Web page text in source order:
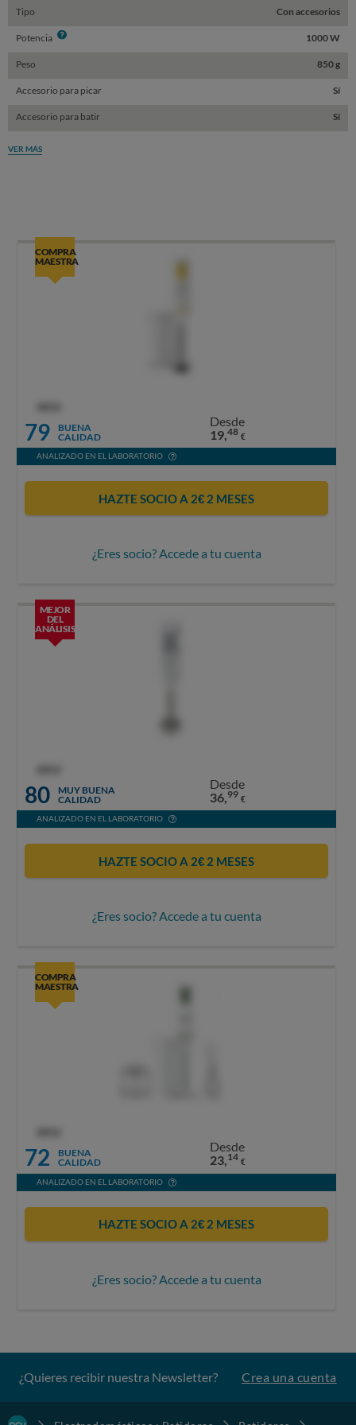
Tipo Con accesorios
Potencia Info 1000 W
Peso 850 g
Accesorio para picar Sí
Accesorio para batir Sí
VER MÁS
COMPRA
MAESTRA
79
BUENA
CALIDAD
Desde
19,48 €
ANALIZADO EN EL LABORATORIO
HAZTE SOCIO A 2€ 2 MESES
¿Eres socio? Accede a tu cuenta
MEJOR
DEL
ANÁLISIS
80
MUY BUENA
CALIDAD
Desde
36,99 €
ANALIZADO EN EL LABORATORIO
HAZTE SOCIO A 2€ 2 MESES
¿Eres socio? Accede a tu cuenta
COMPRA
MAESTRA
72
BUENA
CALIDAD
Desde
23,14 €
ANALIZADO EN EL LABORATORIO
HAZTE SOCIO A 2€ 2 MESES
¿Eres socio? Accede a tu cuenta
¿Quieres recibir nuestra Newsletter? Crea una cuenta